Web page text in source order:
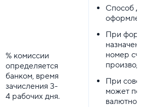
% комиссии
определяется
банком, время
зачисления 3-
4 рабочих дня.
Способ
​​При
номер
При
может
валютной